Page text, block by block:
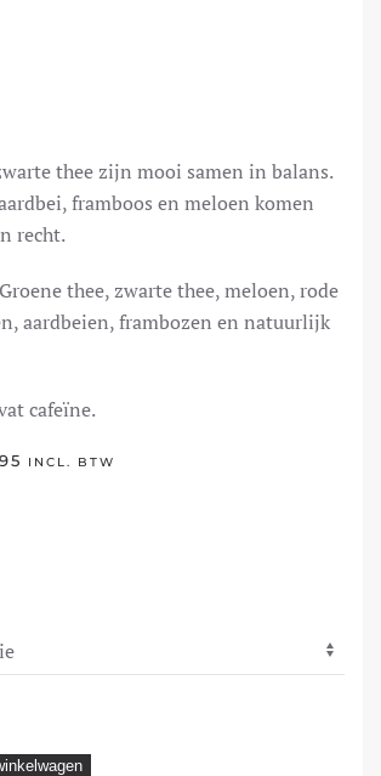
thee zijn mooi samen in balans.
framboos en meloen komen
recht.
thee, zwarte thee, meloen, rode
aardbeien, frambozen en natuurlijk
cafeïne.
PRIJSKLASSE:
INCL. BTW